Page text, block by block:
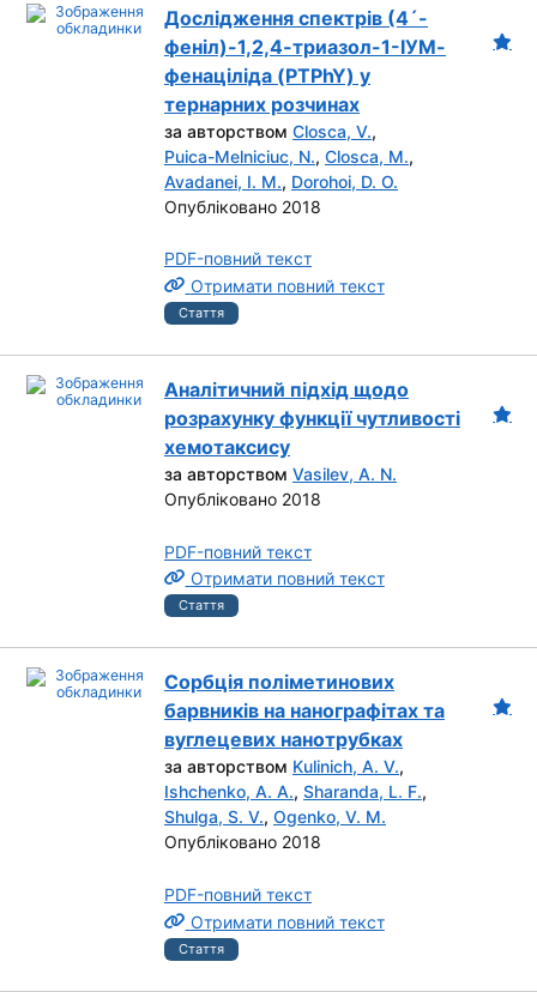
Дослідження спектрів (4´-
феніл)-1,2,4-триазол-1-ІУМ-
фенаціліда (PTPhY) у
тернарних розчинах
за авторством Closca, V.,
Puica-Melniciuc, N., Closca, M.,
Avadanei, I. M., Dorohoi, D. O.
Опубліковано 2018
PDF-повний текст
Отримати повний текст
Стаття
Аналітичний підхід щодо
розрахунку функції чутливості
хемотаксису
за авторством Vasilev, A. N.
Опубліковано 2018
PDF-повний текст
Отримати повний текст
Стаття
Сорбція поліметинових
барвників на нанографітах та
вуглецевих нанотрубках
за авторством Kulinich, A. V.,
Ishchenko, A. A., Sharanda, L. F.,
Shulga, S. V., Ogenko, V. M.
Опубліковано 2018
PDF-повний текст
Отримати повний текст
Стаття